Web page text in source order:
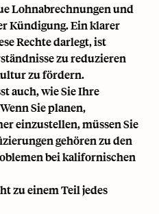
Lohnabrechnungen und
Kündigung. Ein klarer
Rechte darlegt, ist
zu reduzieren
zu fördern.
auch, wie Sie Ihre
Sie planen,
einzustellen, müssen Sie
gehören zu den
bei kalifornischen
zu einem Teil jedes